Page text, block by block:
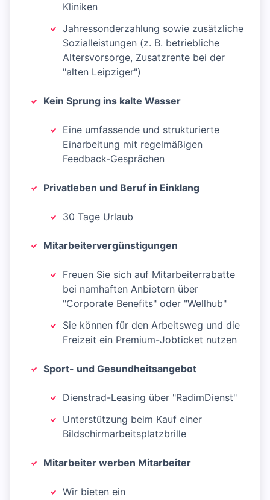
Kliniken
Jahressonderzahlung sowie zusätzliche
Sozialleistungen (z. B. betriebliche
Altersvorsorge, Zusatzrente bei der
"alten Leipziger")
Kein Sprung ins kalte Wasser
Eine umfassende und strukturierte
Einarbeitung mit regelmäßigen
Feedback-Gesprächen
Privatleben und Beruf in Einklang
30 Tage Urlaub
Mitarbeitervergünstigungen
Freuen Sie sich auf Mitarbeiterrabatte
bei namhaften Anbietern über
"Corporate Benefits" oder "Wellhub"
Sie können für den Arbeitsweg und die
Freizeit ein Premium-Jobticket nutzen
Sport- und Gesundheitsangebot
Dienstrad-Leasing über "RadimDienst"
Unterstützung beim Kauf einer
Bildschirmarbeitsplatzbrille
Mitarbeiter werben Mitarbeiter
Wir bieten ein